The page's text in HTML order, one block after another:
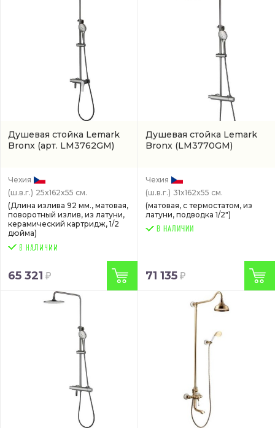
Душевая стойка Lemark
Bronx (арт. LM3762GM)
Чехия
(ш.в.г.) 25x162x55 см.
(Длина излива 92 мм., матовая,
поворотный излив, из латуни,
керамический картридж, 1/2
дюйма)
65 321
Душевая стойка Lemark
Bronx (LM3770GM)
Чехия
(ш.в.г.) 31x162x55 см.
(матовая, с термостатом, из
латуни, подводка 1/2")
В НАЛИЧИИ
71 135